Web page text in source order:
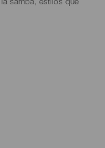
samba, estilos que